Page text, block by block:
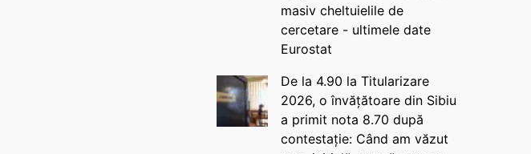
masiv cheltuielile de
cercetare - ultimele date
Eurostat
De la 4.90 la Titularizare
2026, o învățătoare din Sibiu
a primit nota 8.70 după
contestație: Când am văzut